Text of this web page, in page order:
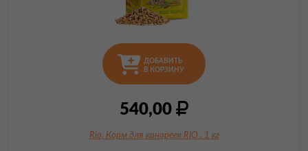
ДОБАВИТЬ
В КОРЗИНУ
540,00
Rio, Корм для канареек RIO , 1 кг